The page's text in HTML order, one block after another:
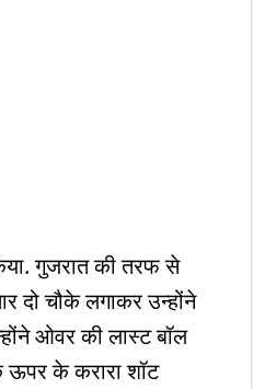
गुजरात की तरफ से
दो चौके लगाकर उन्होंने
ओवर की लास्ट बॉल
के करारा शॉट